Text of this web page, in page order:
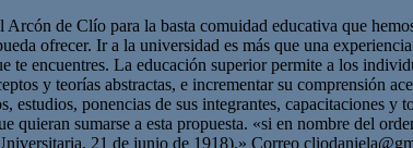
de Clío para la basta comuidad educativa que
ofrecer. Ir a la universidad es más que una
te encuentres. La educación superior permite a los
y teorías abstractas, e incrementar su comprensión
estudios, ponencias de sus integrantes, capacitaciones
quieran sumarse a esta propuesta. «si en nombre del
21 de junio de 1918).» Correo